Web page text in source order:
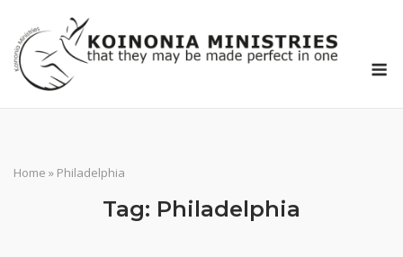
naar
de
inhoud
Home » Philadelphia
Tag: Philadelphia